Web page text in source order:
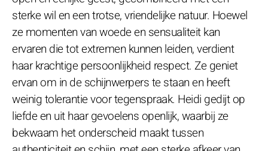
sterke wil en een trotse, vriendelijke natuur. Hoewel
ze momenten van woede en sensualiteit kan
ervaren die tot extremen kunnen leiden, verdient
haar krachtige persoonlijkheid respect. Ze geniet
ervan om in de schijnwerpers te staan en heeft
weinig tolerantie voor tegenspraak. Heidi gedijt op
liefde en uit haar gevoelens openlijk, waarbij ze
bekwaam het onderscheid maakt tussen